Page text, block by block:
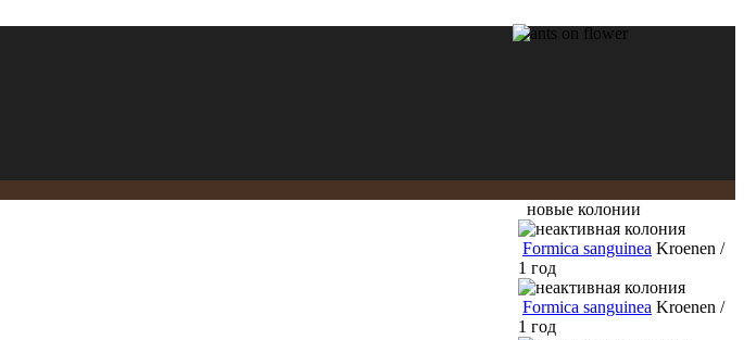
новые колонии
Formica sanguinea Kroenen /
1 год
Formica sanguinea Kroenen /
1 год